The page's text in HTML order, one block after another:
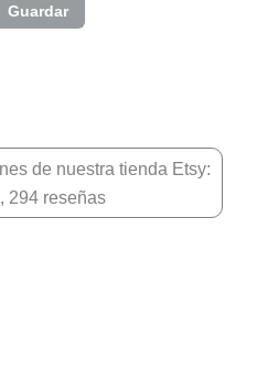
Guardar
de nuestra tienda Etsy:
294 reseñas